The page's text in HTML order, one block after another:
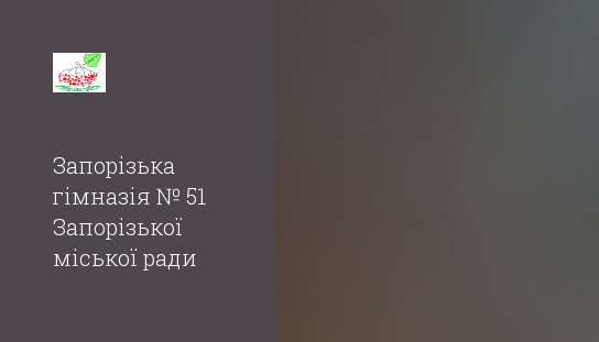
Запорізька
гімназія № 51
Запорізької
міської ради